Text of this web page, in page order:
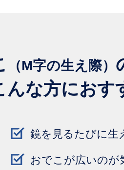
（M字の生え際）
んな方におす
鏡を見るたびに生
おでこが広いのが